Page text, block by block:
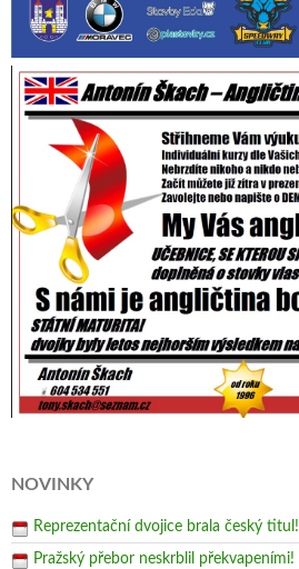
NOVINKY
Reprezentační dvojice brala český titul!
Pražský přebor neskrblil překvapeními!